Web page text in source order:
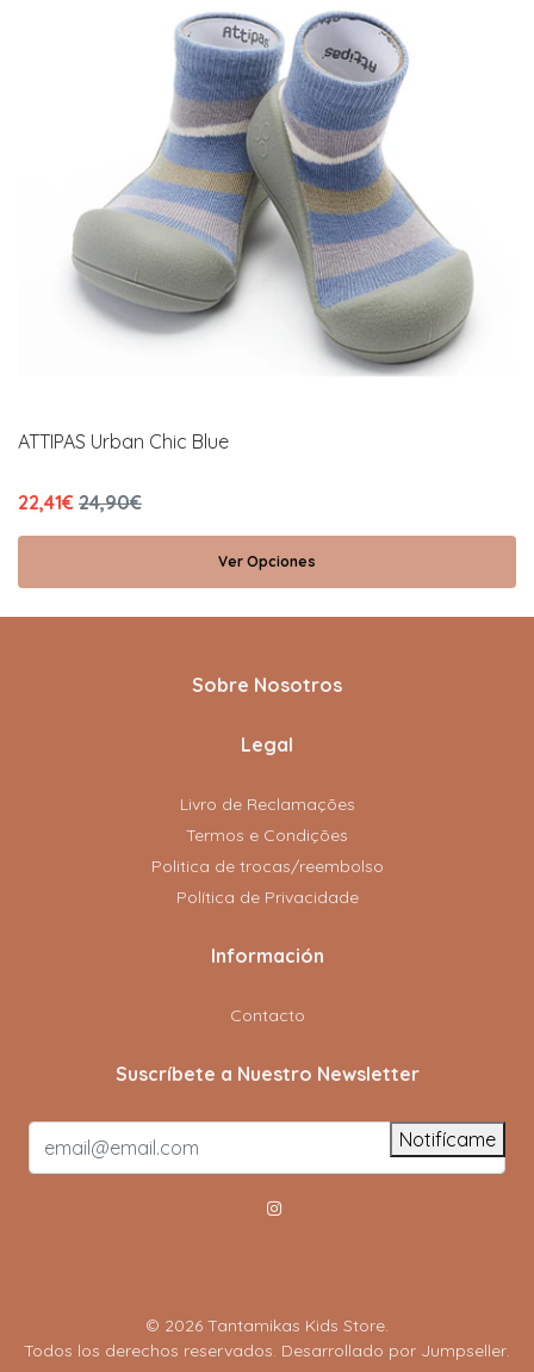
ATTIPAS Urban Chic Blue
22,41€ 24,90€
Ver Opciones
Sobre Nosotros
Legal
Livro de Reclamações
Termos e Condições
Politica de trocas/reembolso
Política de Privacidade
Información
Contacto
Suscríbete a Nuestro Newsletter
Notifícame
© 2026 Tantamikas Kids Store.
Todos los derechos reservados. Desarrollado por Jumpseller.